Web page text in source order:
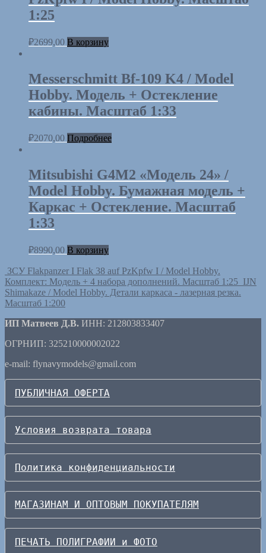
1:25
₽2699,00 В корзину
Messerschmitt Bf-109 K4 / Model
Hobby. Модель + Остекление
кабины. Масштаб 1:33
₽2070,00 Подробнее
Mitsubishi G4M2 «Модель 24» /
Model Hobby. Бумажная модель +
Каркас + Остекление. Масштаб
1:33
₽8990,00 В корзину
ЗСУ Flakpanzer I Flak 38 auf PzKpfw I / Model Hobby.
Комплект: Модель + 4 набора дополнений. Масштаб 1:25 IJN
Shimakaze / Model Hobby. Детали каркаса - лазерная резка.
Масштаб 1:200
ИП Матвеев Д.В. ИНН: 212803833407
ОГРНИП: 325210000002022
e-mail: flynavymodels@gmail.com
ПУБЛИЧНАЯ ОФЕРТА
Условия возврата товара
Политика конфиденциальности
МАГАЗИНАМ И ОПТОВЫМ ПОКУПАТЕЛЯМ
ПЕЧАТЬ ПОЛИГРАФИИ и ФОТО